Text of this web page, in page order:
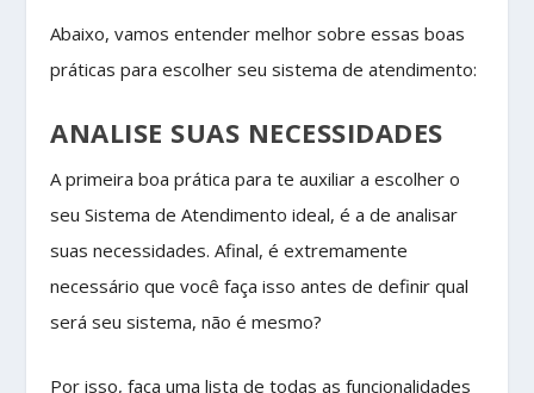
Abaixo, vamos entender melhor sobre essas boas
práticas para escolher seu sistema de atendimento:
ANALISE SUAS NECESSIDADES
A primeira boa prática para te auxiliar a escolher o
seu Sistema de Atendimento ideal, é a de analisar
suas necessidades. Afinal, é extremamente
necessário que você faça isso antes de definir qual
será seu sistema, não é mesmo?
Por isso, faça uma lista de todas as funcionalidades